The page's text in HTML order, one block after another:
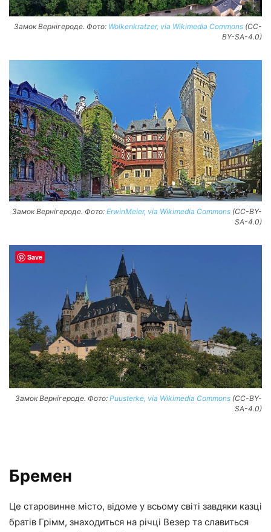
Замок Вернігероде. Фото: Wolkenkratzer, via Wikimedia Commons (CC-
BY-SA-4.0)
Замок Вернігероде. Фото: ErwinMeier, via Wikimedia Commons (CC-BY-
SA-4.0)
Замок Вернігероде. Фото: Puusterke, via Wikimedia Commons (CC-BY-
SA-4.0)
Бремен
Це старовинне місто, відоме у всьому світі завдяки казці
братів Грімм, знаходиться на річці Везер та славиться
Save